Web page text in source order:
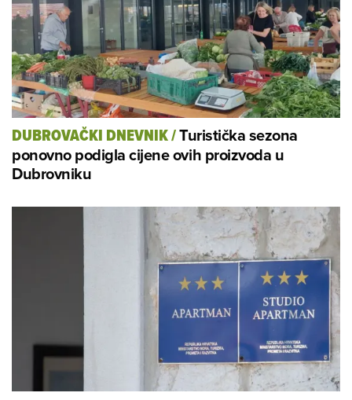
DUBROVAČKI DNEVNIK/Turistička sezona
ponovno podigla cijene ovih proizvoda u
Dubrovniku